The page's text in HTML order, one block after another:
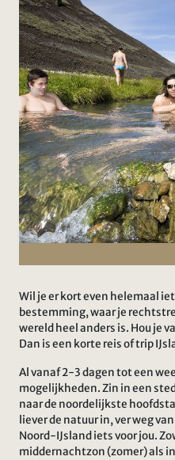
Wil je er kort even helemaal
bestemming, waar je
wereld heel anders is. Hou je
Dan is een korte reis of trip
Al vanaf 2-3 dagen tot een
mogelijkheden. Zin in een
naar de noordelijkste
liever de natuur in, ver weg
Noord-IJsland iets voor jou.
middernachtzon (zomer) als